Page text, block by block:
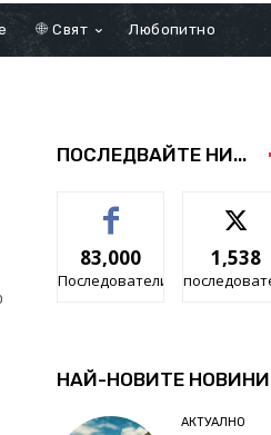
Свят Любопитно
ПОСЛЕДВАЙТЕ НИ...
83,000
Последователи
1,538
НАЙ-НОВИТЕ НОВИНИ
АКТУАЛНО